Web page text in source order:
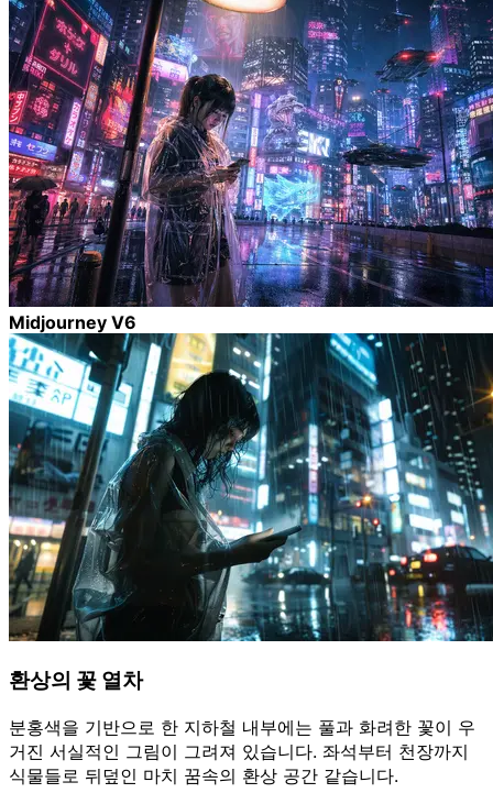
Midjourney V6
환상의 꽃 열차
분홍색을 기반으로 한 지하철 내부에는 풀과 화려한 꽃이 우
거진 서실적인 그림이 그려져 있습니다. 좌석부터 천장까지
식물들로 뒤덮인 마치 꿈속의 환상 공간 같습니다.